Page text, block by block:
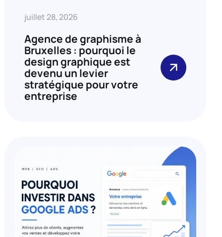
juillet 28, 2026
Agence de graphisme à
Bruxelles : pourquoi le
design graphique est
devenu un levier
stratégique pour votre
entreprise